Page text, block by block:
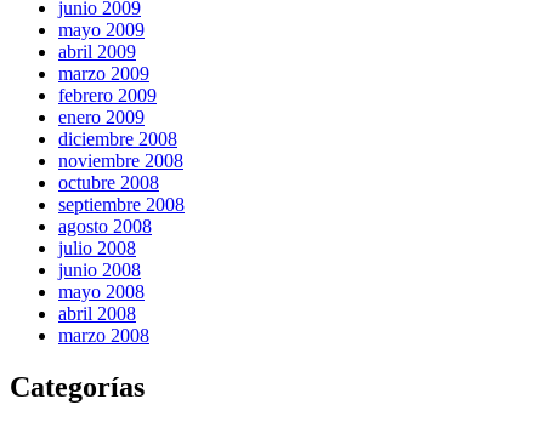
junio 2009
mayo 2009
abril 2009
marzo 2009
febrero 2009
enero 2009
diciembre 2008
noviembre 2008
octubre 2008
septiembre 2008
agosto 2008
julio 2008
junio 2008
mayo 2008
abril 2008
marzo 2008
Categorías